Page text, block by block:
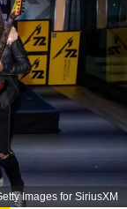
Images for SiriusXM